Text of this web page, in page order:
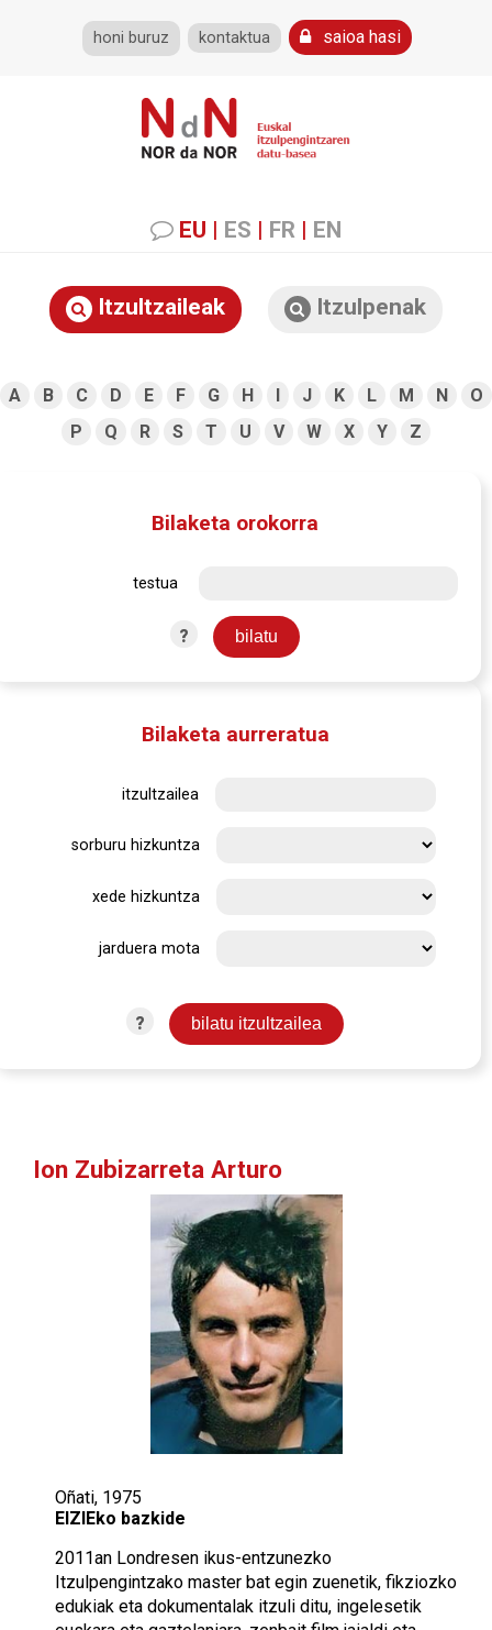
honi buruz kontaktua saioa hasi
EU | ES | FR | EN
Itzultzaileak Itzulpenak
A B C D E F G H I J K L M N
O
P
Q R S T U V W X Y Z
Bilaketa orokorra
testua
?
Bilaketa aurreratua
itzultzailea
sorburu hizkuntza
xede hizkuntza
jarduera mota
?
Ion Zubizarreta Arturo
Oñati, 1975
EIZIEko bazkide
2011an Londresen ikus-entzunezko
Itzulpengintzako master bat egin zuenetik, fikziozko
edukiak eta dokumentalak itzuli ditu, ingelesetik